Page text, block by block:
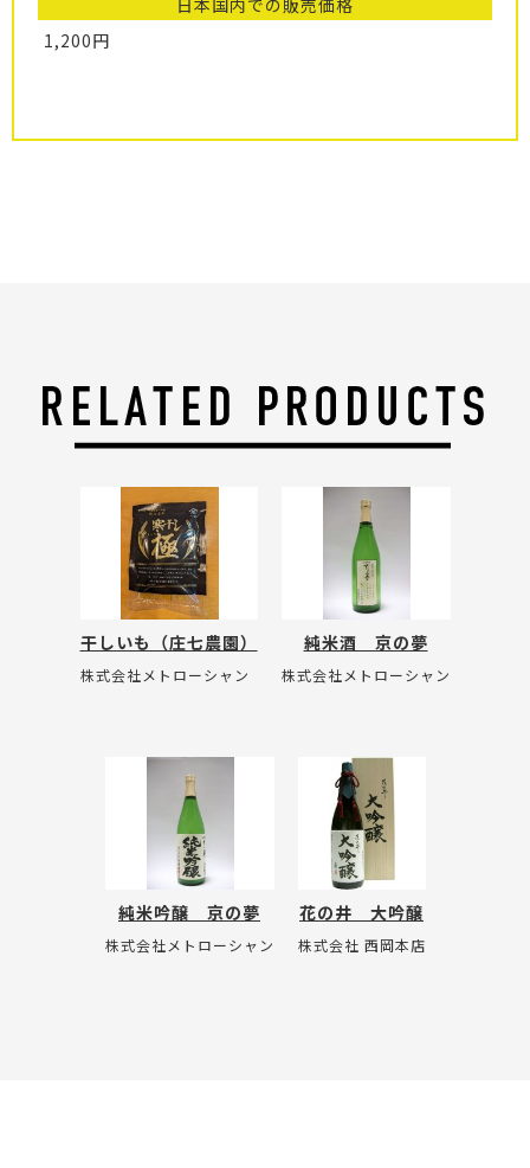
日本国内での販売価格
1,200円
干しいも（庄七農園）
株式会社メトローシャン
純米酒 京の夢
株式会社メトローシャン
純米吟醸 京の夢
株式会社メトローシャン
花の井 大吟醸
株式会社 西岡本店